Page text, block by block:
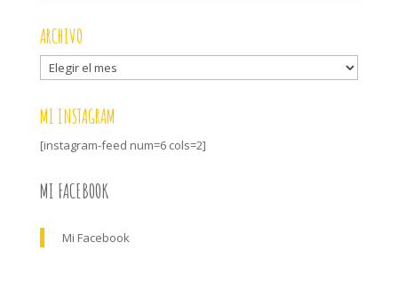
ARCHIVO
Archivo
MI INSTAGRAM
[instagram-feed num=6 cols=2]
MI FACEBOOK
Mi Facebook